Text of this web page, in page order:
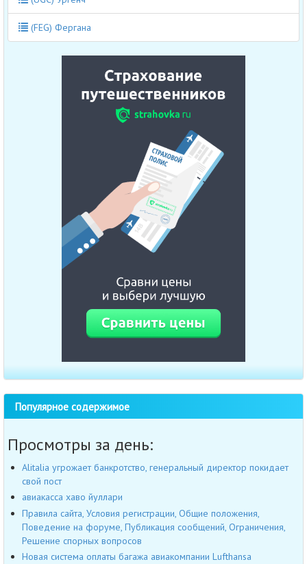
(FEG) Фергана
Популярное содержимое
Просмотры за день:
Alitalia угрожает банкротство, генеральный директор покидает
свой пост
авиакасса хаво йуллари
Правила сайта, Условия регистрации, Общие положения,
Поведение на форуме, Публикация сообщений, Ограничения,
Решение спорных вопросов
Новая система оплаты багажа авиакомпании Lufthansa